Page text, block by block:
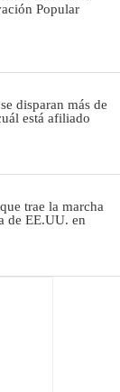
Popular
disparan más de
está afiliado
trae la marcha
de EE.UU. en